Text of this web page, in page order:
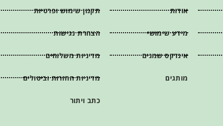
אודות
מידע שימושי
אינדקס שמנים
מותגים
תקנון שימוש ופרטיות
הצהרת נגישות
מדיניות משלוחים
מדיניות החזרות וביטולים
כתב ויתור